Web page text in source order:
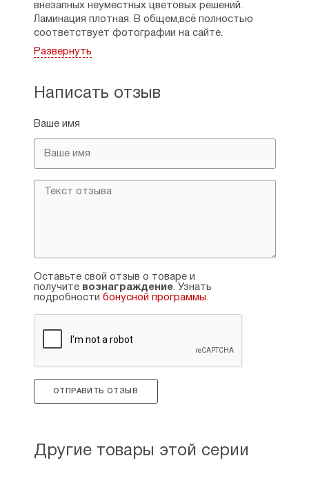
Написать отзыв
Ваше имя
Оставьте свой отзыв о товаре и
получите вознаграждение. Узнать
подробности бонусной программы.
ОТПРАВИТЬ ОТЗЫВ
внезапных неуместных цветовых решений.
Ламинация плотная. В общем,всё полностью
соответствует фотографии на сайте.
Единственное хотелось бы, чтобы надпись была
ламинации. На сайте есть варианты, где размеры
выходит ещё, дополнительно, за пределы. В
таких вариантах образ гораздо больше данного,
например, Св.Муч.Трифон.
Развернуть
Другие товары этой серии